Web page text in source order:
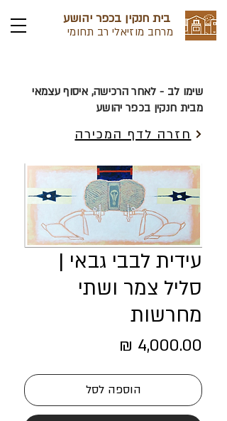
בית חנקין בכפר יהושע
מרחב מוזיאלי רב תחומי
שימו לב - לאחר הרכישה, איסוף עצמאי
מבית חנקין בכפר יהושע
חזרה לדף המכירה
עידית לבבי גבאי |
סליל צמר ושתי
מחרשות
הוספה לסל